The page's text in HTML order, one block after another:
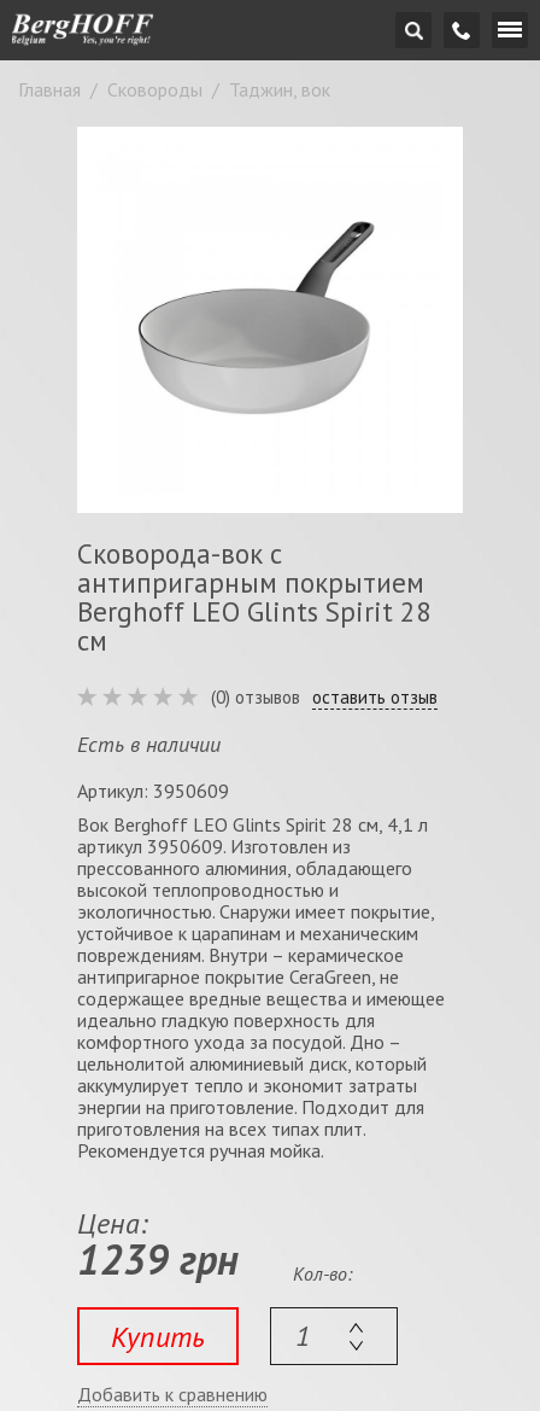
Главная / Сковороды / Таджин, вок
Сковорода-вок с
антипригарным покрытием
Berghoff LEO Glints Spirit 28
см
(0) отзывов оставить отзыв
Есть в наличии
Артикул: 3950609
Вок Berghoff LEO Glints Spirit 28 см, 4,1 л
артикул 3950609. Изготовлен из
прессованного алюминия, обладающего
высокой теплопроводностью и
экологичностью. Снаружи имеет покрытие,
устойчивое к царапинам и механическим
повреждениям. Внутри – керамическое
антипригарное покрытие CeraGreen, не
содержащее вредные вещества и имеющее
идеально гладкую поверхность для
комфортного ухода за посудой. Дно –
цельнолитой алюминиевый диск, который
аккумулирует тепло и экономит затраты
энергии на приготовление. Подходит для
приготовления на всех типах плит.
Рекомендуется ручная мойка.
Цена:
1239 грн
Купить
Кол-во:
Добавить к сравнению